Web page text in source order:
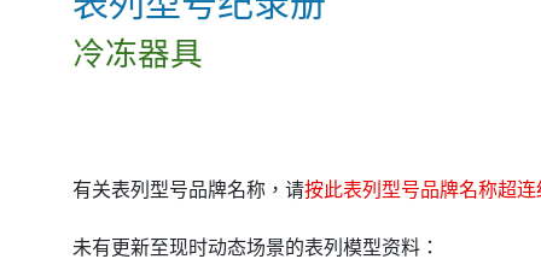
冷冻器具
有关表列型号品牌名称，请按此表列型号品牌名称超连
未有更新至现时动态场景的表列模型资料：